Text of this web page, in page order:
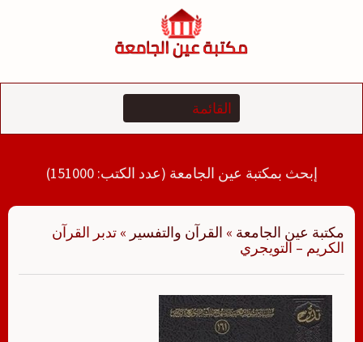
إبحث بمكتبة عين الجامعة (عدد الكتب: 151000)
مكتبة عين الجامعة » القرآن والتفسير » تدبر القرآن
الكريم – التويجري